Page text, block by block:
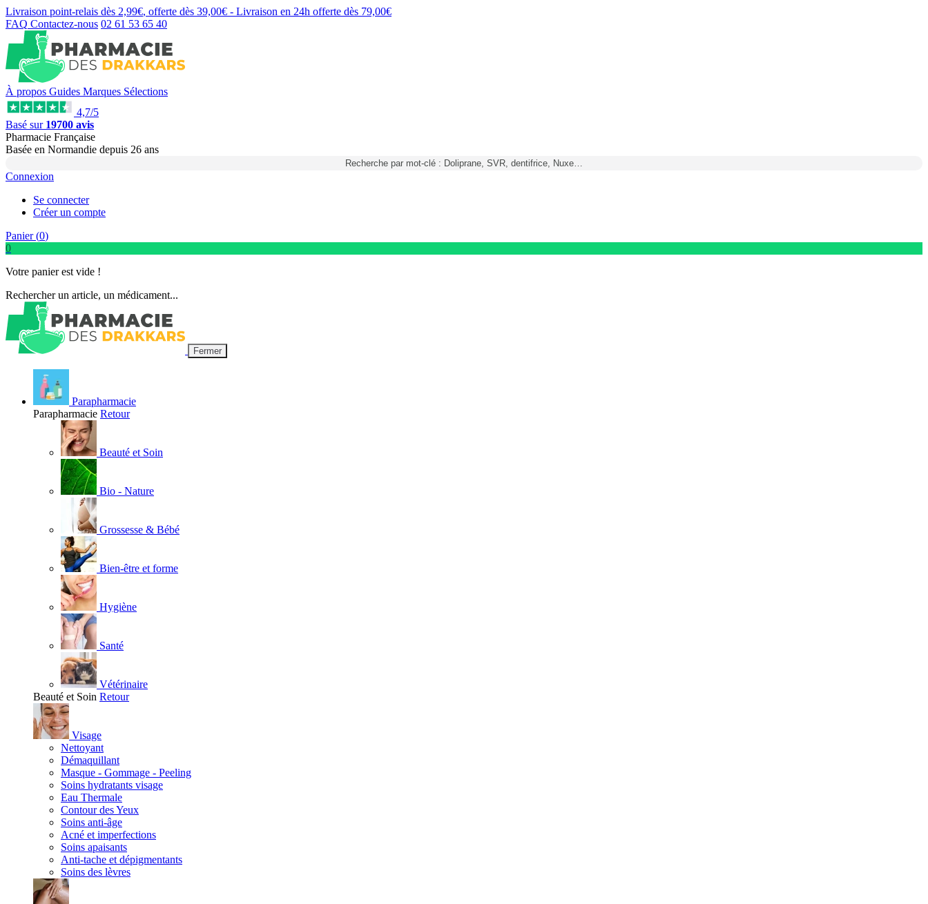
Livraison point-relais dès 2,99€, offerte dès 39,00€ - Livraison en 24h offerte dès 79,00€
FAQ Contactez-nous 02 61 53 65 40
À propos Guides Marques Sélections
4,7/5
Basé sur 19700 avis
Pharmacie Française
Basée en Normandie depuis 26 ans
Recherche par mot-clé : Doliprane, SVR, dentifrice, Nuxe…
Connexion
Se connecter
Créer un compte
Panier (0)
0
Votre panier est vide !
Rechercher un article, un médicament...
Fermer
Parapharmacie
Parapharmacie Retour
Beauté et Soin
Bio - Nature
Grossesse & Bébé
Bien-être et forme
Hygiène
Santé
Vétérinaire
Beauté et Soin Retour
Visage
Nettoyant
Démaquillant
Masque - Gommage - Peeling
Soins hydratants visage
Eau Thermale
Contour des Yeux
Soins anti-âge
Acné et imperfections
Soins apaisants
Anti-tache et dépigmentants
Soins des lèvres